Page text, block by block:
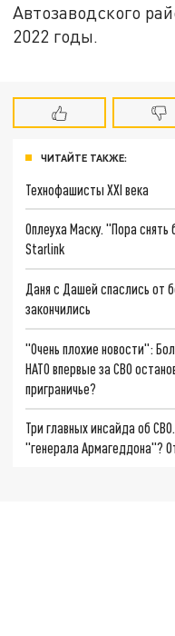
Автозаводского
2022 годы.
ЧИТАЙТЕ ТАКЖЕ:
Технофашисты XXI века
Оплеуха Маску. "Пора
Starlink
Даня с Дашей спаслись от
закончились
"Очень плохие новости":
НАТО впервые за СВО
приграничье?
Три главных инсайда об
"генерала Армагеддона"?